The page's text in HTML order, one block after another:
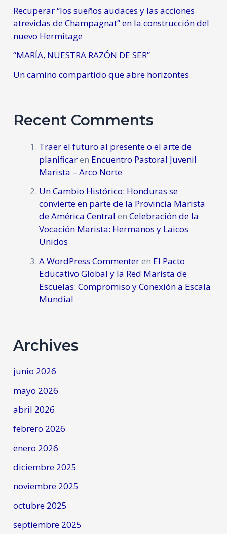
Recuperar “los sueños audaces y las acciones
atrevidas de Champagnat” en la construcción del
nuevo Hermitage
“MARÍA, NUESTRA RAZÓN DE SER”
Un camino compartido que abre horizontes
Recent Comments
Traer el futuro al presente o el arte de
planificaren Encuentro Pastoral Juvenil
Marista – Arco Norte
Un Cambio Histórico: Honduras se
convierte en parte de la Provincia Marista
de América Central enCelebración de la
Vocación Marista: Hermanos y Laicos
Unidos
A WordPress Commenteren El Pacto
Educativo Global y la Red Marista de
Escuelas: Compromiso y Conexión a Escala
Mundial
Archives
junio 2026
mayo 2026
abril 2026
febrero 2026
enero 2026
diciembre 2025
noviembre 2025
octubre 2025
septiembre 2025